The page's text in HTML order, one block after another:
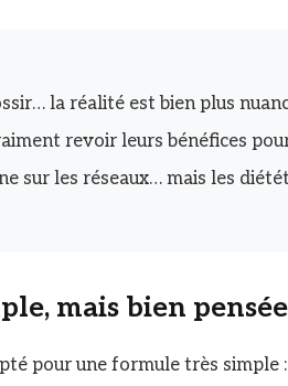
la réalité est bien plus
revoir leurs bénéfices
sur les réseaux… mais les
mais bien pensée
pour une formule très simple :